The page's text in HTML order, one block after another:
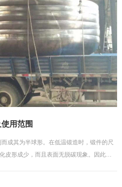
命等。 耐酸铸件质量是靠铸造零件设计
计及制造质量、铸造工艺过程质量以及企
用范围
成其为半球形。在低温锻造时，锻件的尺
皮形成少，而且表面无脱碳现象。因此，